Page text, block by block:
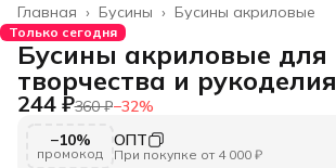
Бусины акриловые
Бусины ›
Главная ›
Только сегодня
Бусины акриловые для
творчества и рукоделия
244 ₽360 ₽−32%
−10%
промокод
ОПТ
При покупке от 4 000 ₽